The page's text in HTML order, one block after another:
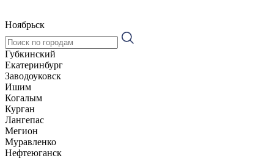
Ноябрьск
Губкинский
Екатеринбург
Заводоуковск
Ишим
Когалым
Курган
Лангепас
Мегион
Муравленко
Нефтеюганск